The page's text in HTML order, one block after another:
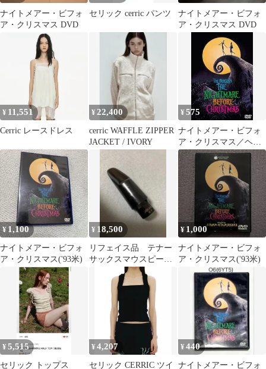
ナイトメアー・ビフォ
ア・クリスマス DVD
セリック cerric パンツ
ナイトメアー・ビフォ
ア・クリスマス DVD
¥ 11,551
Cerric レースドレス
¥ 22,400
cerric WAFFLE ZIPPER
JACKET / IVORY
¥575
ナイトメアー・ビフォ
ア・クリスマス／ヘン
リー・セリック
¥ 1,100
ナイトメアー・ビフォ
ア・クリスマス('93米)
¥ 18,500
リフェイス品 テナー
サックスマウスピー
ス ニッカン ※※２ス
ター ヴィンテージ
¥ 1,000
ナイトメアー・ビフォ
ア・クリスマス('93米)
¥5,515
セリック トップス
¥ 4,207
セリック CERRIC ツイ
¥440
ナイトメアー・ビフォ